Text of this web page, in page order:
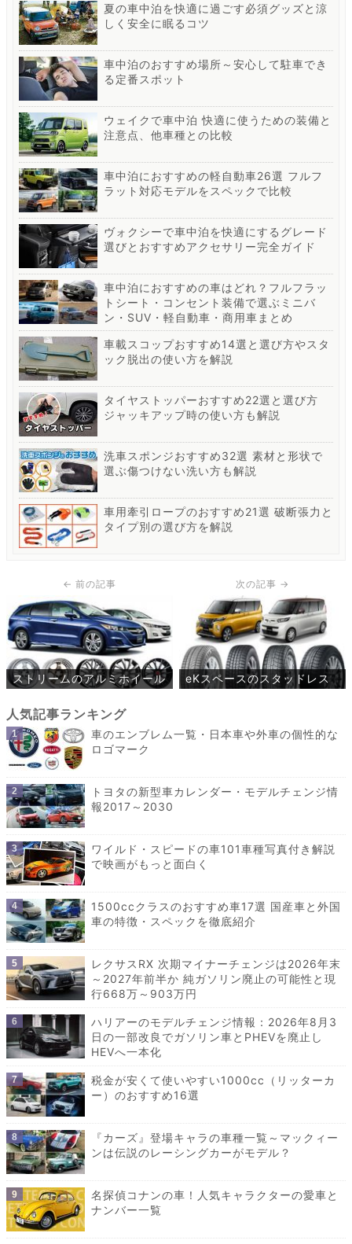
夏の車中泊を快適に過ごす必須グッズと涼
しく安全に眠るコツ
車中泊のおすすめ場所～安心して駐車でき
る定番スポット
ウェイクで車中泊 快適に使うための装備と
注意点、他車種との比較
車中泊におすすめの軽自動車26選 フルフ
ラット対応モデルをスペックで比較
ヴォクシーで車中泊を快適にするグレード
選びとおすすめアクセサリー完全ガイド
車中泊におすすめの車はどれ？フルフラッ
トシート・コンセント装備で選ぶミニバ
ン・SUV・軽自動車・商用車まとめ
車載スコップおすすめ14選と選び方やスタ
ック脱出の使い方を解説
タイヤストッパーおすすめ22選と選び方
ジャッキアップ時の使い方も解説
洗車スポンジおすすめ32選 素材と形状で
選ぶ傷つけない洗い方も解説
車用牽引ロープのおすすめ21選 破断張力と
タイプ別の選び方を解説
ストリームのアルミホイール eKスペースのスタッドレス
車のエンブレム一覧・日本車や外車の個性的な
ロゴマーク
トヨタの新型車カレンダー・モデルチェンジ情
報2017～2030
ワイルド・スピードの車101車種写真付き解説
で映画がもっと面白く
1500ccクラスのおすすめ車17選 国産車と外国
車の特徴・スペックを徹底紹介
レクサスRX 次期マイナーチェンジは2026年末
～2027年前半か 純ガソリン廃止の可能性と現
行668万～903万円
ハリアーのモデルチェンジ情報：2026年8月3
日の一部改良でガソリン車とPHEVを廃止し
HEVへ一本化
税金が安くて使いやすい1000cc（リッターカ
ー）のおすすめ16選
『カーズ』登場キャラの車種一覧～マックィー
ンは伝説のレーシングカーがモデル？
名探偵コナンの車！人気キャラクターの愛車と
ナンバー一覧